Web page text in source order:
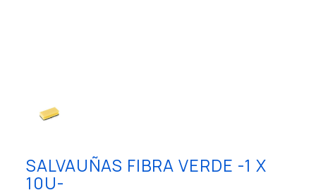
SALVAUÑAS FIBRA VERDE -1 X
10U-